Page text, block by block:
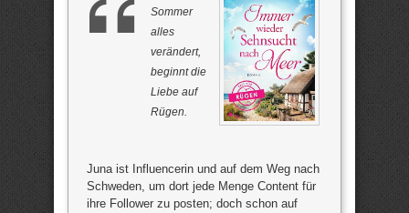
Sommer
alles
verändert,
beginnt die
Liebe auf
Rügen.
Juna ist Influencerin und auf dem Weg nach
Schweden, um dort jede Menge Content für
ihre Follower zu posten; doch schon auf